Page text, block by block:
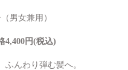
男女兼用）
4,400円(税込)
んわり弾む髪へ。